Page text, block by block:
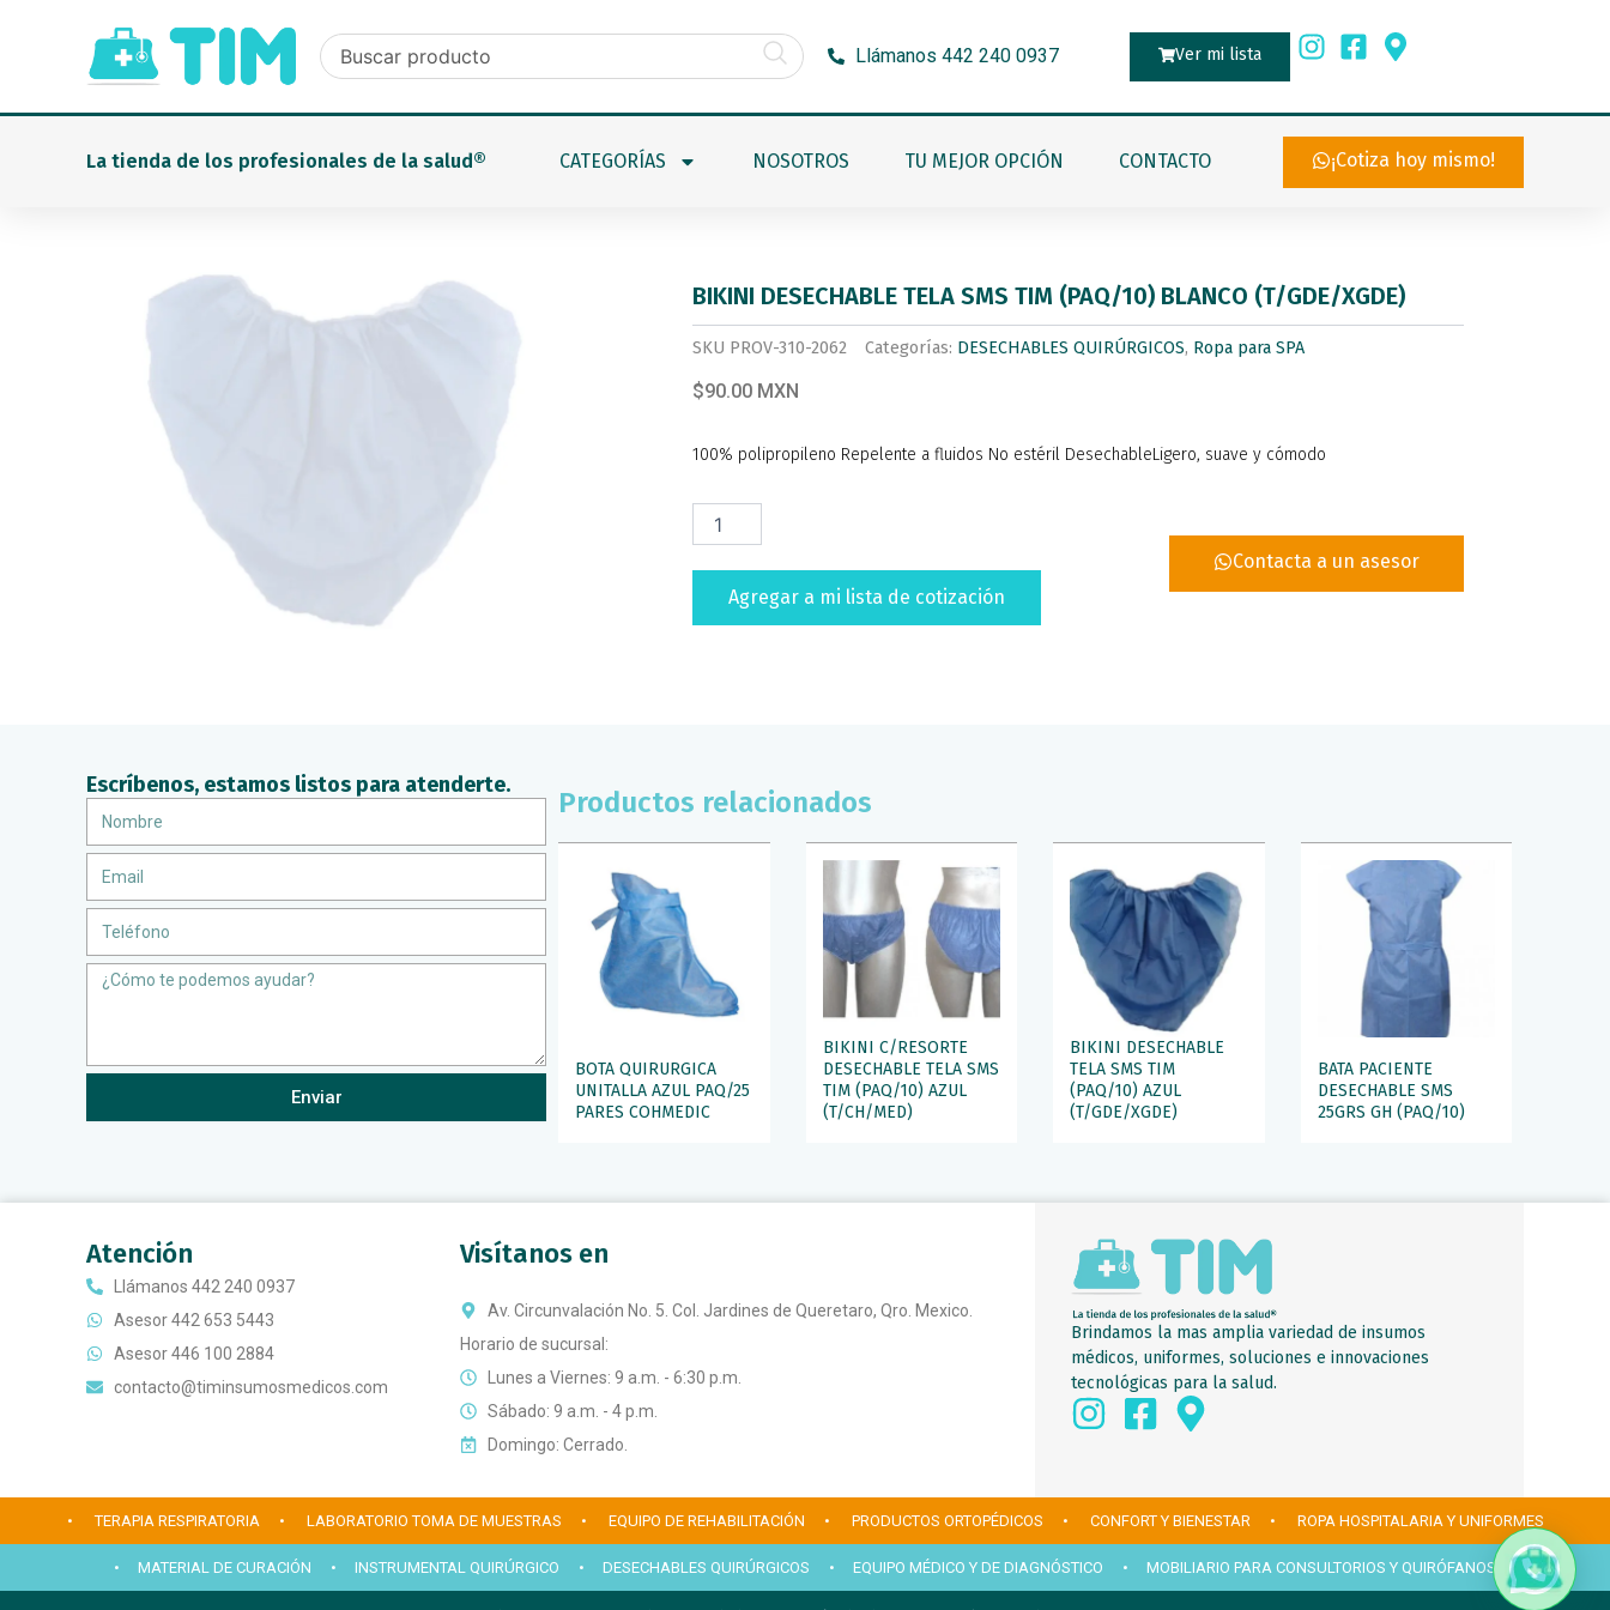
contenido
Llámanos 442 240 0937 Ver mi lista
La tienda de los profesionales de la salud® CATEGORÍAS NOSOTROS TU MEJOR OPCIÓN CONTACTO ¡Cotiza hoy mismo!
BIKINI DESECHABLE TELA SMS TIM (PAQ/10) BLANCO (T/GDE/XGDE)
SKU PROV-310-2062 Categorías: DESECHABLES QUIRÚRGICOS, Ropa para SPA
$90.00 MXN
100% polipropileno Repelente a fluidos No estéril DesechableLigero, suave y cómodo
BIKINI
DESECHABLE
(PAQ/10)
Agregar a mi lista de cotización
Contacta a un asesor
Escríbenos, estamos listos para atenderte.
Message
Enviar
Productos relacionados
BOTA QUIRURGICA
UNITALLA AZUL PAQ/25
PARES COHMEDIC
BIKINI C/RESORTE
DESECHABLE TELA SMS
TIM (PAQ/10) AZUL
(T/CH/MED)
BIKINI DESECHABLE
TELA SMS TIM
(PAQ/10) AZUL
(T/GDE/XGDE)
BATA PACIENTE
DESECHABLE SMS
25GRS GH (PAQ/10)
Atención
Llámanos 442 240 0937
Asesor 442 653 5443
Asesor 446 100 2884
contacto@timinsumosmedicos.com
Visítanos en
Av. Circunvalación No. 5. Col. Jardines de Queretaro, Qro. Mexico.
Horario de sucursal:
Lunes a Viernes: 9 a.m. - 6:30 p.m.
Sábado: 9 a.m. - 4 p.m.
Domingo: Cerrado.
Brindamos la mas amplia variedad de insumos
médicos, uniformes, soluciones e innovaciones
tecnológicas para la salud.
• TERAPIA RESPIRATORIA • LABORATORIO TOMA DE MUESTRAS • EQUIPO DE REHABILITACIÓN • PRODUCTOS ORTOPÉDICOS • CONFORT Y BIENESTAR • ROPA HOSPITALARIA Y UNIFORMES
• MATERIAL DE CURACIÓN • INSTRUMENTAL QUIRÚRGICO • DESECHABLES QUIRÚRGICOS • EQUIPO MÉDICO Y DE DIAGNÓSTICO • MOBILIARIO PARA CONSULTORIOS Y QUIRÓFANOS